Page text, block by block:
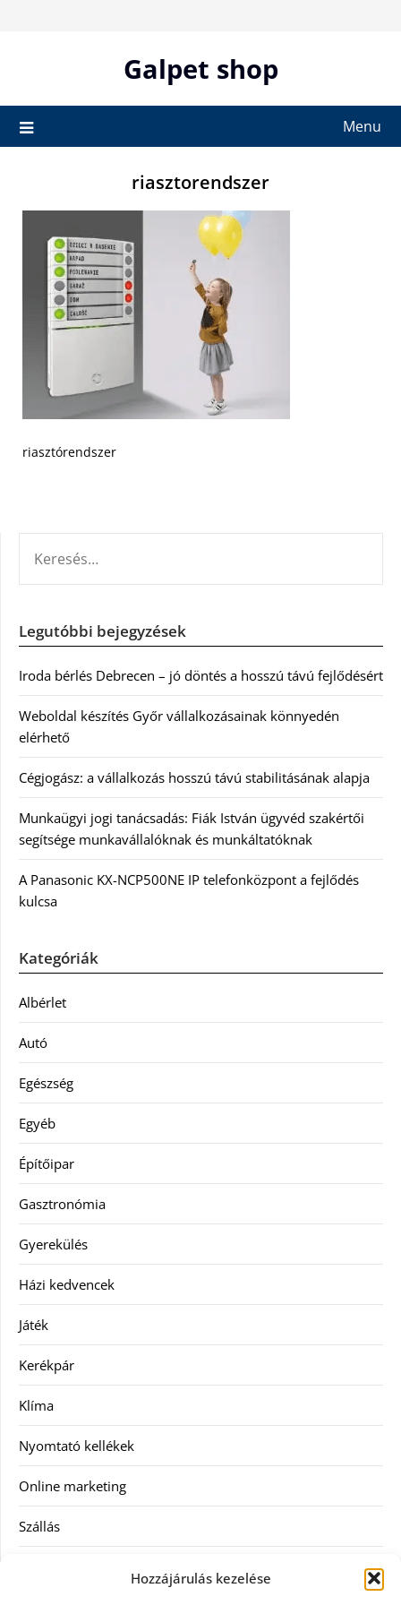
Hozzájárulás kezelése
Galpet shop
Menu
riasztorendszer
riasztórendszer
Legutóbbi bejegyzések
Iroda bérlés Debrecen – jó döntés a hosszú távú fejlődésért
Weboldal készítés Győr vállalkozásainak könnyedén
elérhető
Cégjogász: a vállalkozás hosszú távú stabilitásának alapja
Munkaügyi jogi tanácsadás: Fiák István ügyvéd szakértői
segítsége munkavállalóknak és munkáltatóknak
A Panasonic KX-NCP500NE IP telefonközpont a fejlődés
kulcsa
Kategóriák
Albérlet
Autó
Egészség
Egyéb
Építőipar
Gasztronómia
Gyerekülés
Házi kedvencek
Játék
Kerékpár
Klíma
Nyomtató kellékek
Online marketing
Szállás